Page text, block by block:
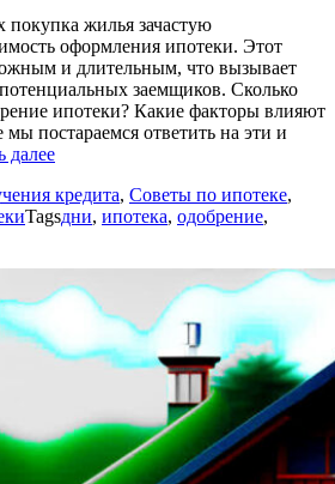
жилья зачастую
оформления ипотеки. Этот
и длительным, что вызывает
заемщиков. Сколько
ипотеки? Какие факторы влияют
мы постараемся ответить на эти и
далее
кредита, Советы по ипотеке,
Tagsдни, ипотека, одобрение,